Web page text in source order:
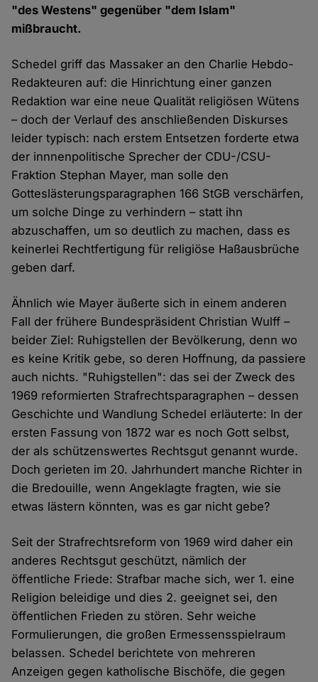
"des Westens" gegenüber "dem Islam"
mißbraucht.
Schedel griff das Massaker an den Charlie Hebdo-
Redakteuren auf: die Hinrichtung einer ganzen
Redaktion war eine neue Qualität religiösen Wütens
– doch der Verlauf des anschließenden Diskurses
leider typisch: nach erstem Entsetzen forderte etwa
der innnenpolitische Sprecher der CDU-/CSU-
Fraktion Stephan Mayer, man solle den
Gotteslästerungsparagraphen 166 StGB verschärfen,
um solche Dinge zu verhindern – statt ihn
abzuschaffen, um so deutlich zu machen, dass es
keinerlei Rechtfertigung für religiöse Haßausbrüche
geben darf.
Ähnlich wie Mayer äußerte sich in einem anderen
Fall der frühere Bundespräsident Christian Wulff –
beider Ziel: Ruhigstellen der Bevölkerung, denn wo
es keine Kritik gebe, so deren Hoffnung, da passiere
auch nichts. "Ruhigstellen": das sei der Zweck des
1969 reformierten Strafrechtsparagraphen – dessen
Geschichte und Wandlung Schedel erläuterte: In der
ersten Fassung von 1872 war es noch Gott selbst,
der als schützenswertes Rechtsgut genannt wurde.
Doch gerieten im 20. Jahrhundert manche Richter in
die Bredouille, wenn Angeklagte fragten, wie sie
etwas lästern könnten, was es gar nicht gebe?
Seit der Strafrechtsreform von 1969 wird daher ein
anderes Rechtsgut geschützt, nämlich der
öffentliche Friede: Strafbar mache sich, wer 1. eine
Religion beleidige und dies 2. geeignet sei, den
öffentlichen Frieden zu stören. Sehr weiche
Formulierungen, die großen Ermessensspielraum
belassen. Schedel berichtete von mehreren
Anzeigen gegen katholische Bischöfe, die gegen